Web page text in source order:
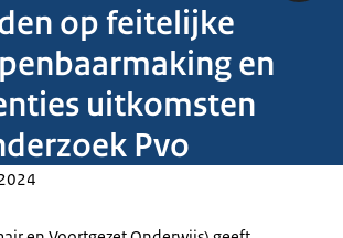
op feitelijke
en
uitkomsten
Pvo